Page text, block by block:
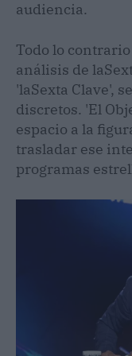
audiencia.
Todo lo
análisis de
'laSexta Clave',
discretos. 'El
espacio a la
trasladar ese
programas